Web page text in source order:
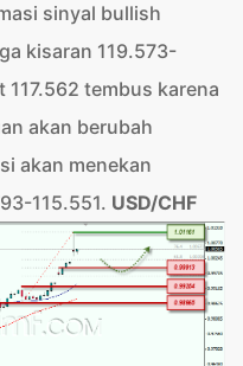
sinyal bullish
kisaran 119.573-
tembus karena
akan berubah
akan menekan
115.551. USD/CHF